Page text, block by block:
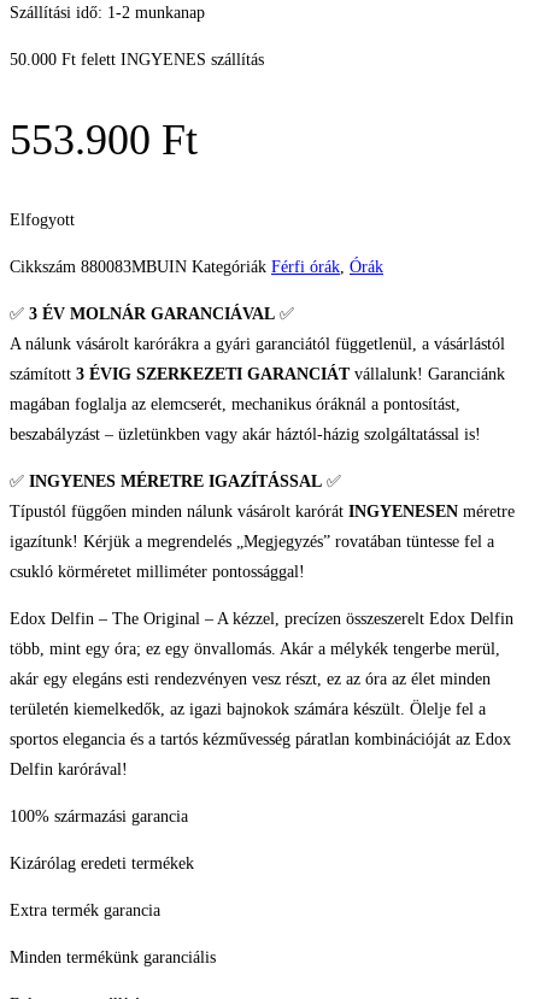
Szállítási idő: 1-2 munkanap
50.000 Ft felett INGYENES szállítás
553.900 Ft
Elfogyott
Cikkszám 880083MBUIN Kategóriák Férfi órák, Órák
✅ 3 ÉV MOLNÁR GARANCIÁVAL ✅
A nálunk vásárolt karórákra a gyári garanciától függetlenül, a vásárlástól
számított 3 ÉVIG SZERKEZETI GARANCIÁTvállalunk! Garanciánk
magában foglalja az elemcserét, mechanikus óráknál a pontosítást,
beszabályzást – üzletünkben vagy akár háztól-házig szolgáltatással is!
✅ INGYENES MÉRETRE IGAZÍTÁSSAL ✅
Típustól függően minden nálunk vásárolt karórát INGYENESEN méretre
igazítunk! Kérjük a megrendelés „Megjegyzés” rovatában tüntesse fel a
csukló körméretet milliméter pontossággal!
Edox Delfin – The Original – A kézzel, precízen összeszerelt Edox Delfin
több, mint egy óra; ez egy önvallomás. Akár a mélykék tengerbe merül,
akár egy elegáns esti rendezvényen vesz részt, ez az óra az élet minden
területén kiemelkedők, az igazi bajnokok számára készült. Ölelje fel a
sportos elegancia és a tartós kézművesség páratlan kombinációját az Edox
Delfin karórával!
100% származási garancia
Kizárólag eredeti termékek
Extra termék garancia
Minden termékünk garanciális